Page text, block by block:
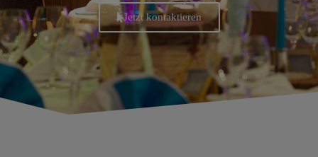
Jetzt kontaktieren